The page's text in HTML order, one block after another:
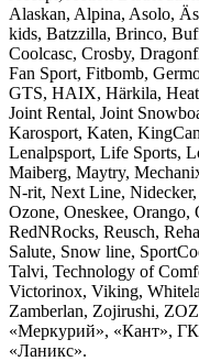
Alaskan, Alpina, Asolo,
kids, Batzzilla, Brinco,
Coolcasc, Crosby,
Fan Sport, Fitbomb,
GTS, HAIX, Härkila,
Joint Rental, Joint
Karosport, Katen,
Lenalpsport, Life Sports,
Maiberg, Maytry,
N-rit, Next Line,
Ozone, Oneskee, Orango,
RedNRocks, Reusch,
Salute, Snow line,
Talvi, Technology of
Victorinox, Viking,
Zamberlan, Zojirushi,
«Меркурий», «Кант»,
«Ланикс».